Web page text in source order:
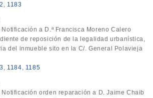
, 1183
Notificación a D.ª Francisca Moreno Calero
de reposición de la legalidad urbanística,
del inmueble sito en la C/. General Polavieja
, 1184, 1185
Notificación orden reparación a D. Jaime Chaib